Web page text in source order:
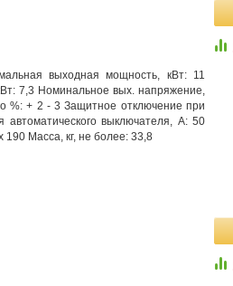
выходная мощность, кВт: 11
7,3 Номинальное вых. напряжение,
%: + 2 - 3 Защитное отключение при
выключателя, А: 50
Масса, кг, не более: 33,8